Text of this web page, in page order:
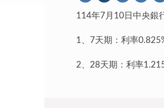
114年7月10日中央銀
1、7天期：利率
2、28天期：利率